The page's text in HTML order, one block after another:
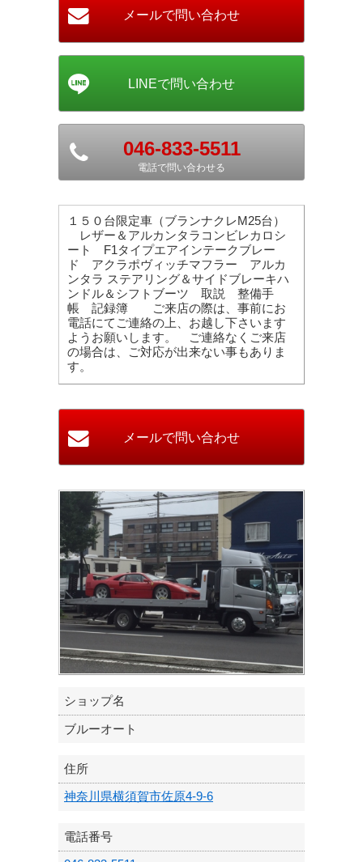
046-833-5511
電話で問い合わせる
１５０台限定車（ブランナクレM25台）
レザー＆アルカンタラコンビレカロシ
ート F1タイプエアインテークブレー
ド アクラポヴィッチマフラー アルカ
ンタラ ステアリング＆サイドブレーキハ
ンドル＆シフトブーツ 取説 整備手
帳 記録簿 ご来店の際は、事前にお
電話にてご連絡の上、お越し下さいます
ようお願いします。 ご連絡なくご来店
の場合は、ご対応が出来ない事もありま
す。
ショップ名
ブルーオート
住所
神奈川県横須賀市佐原4-9-6
電話番号